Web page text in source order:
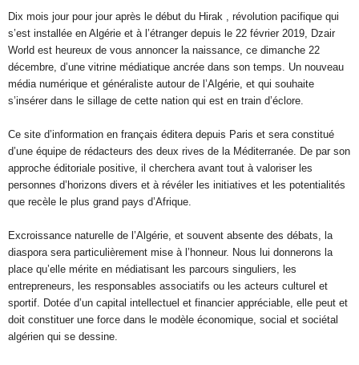
Dix mois jour pour jour après le début du Hirak , révolution pacifique qui
s’est installée en Algérie et à l’étranger depuis le 22 février 2019, Dzair
World est heureux de vous annoncer la naissance, ce dimanche 22
décembre, d’une vitrine médiatique ancrée dans son temps. Un nouveau
média numérique et généraliste autour de l’Algérie, et qui souhaite
s’insérer dans le sillage de cette nation qui est en train d’éclore.
Ce site d’information en français éditera depuis Paris et sera constitué
d’une équipe de rédacteurs des deux rives de la Méditerranée. De par son
approche éditoriale positive, il cherchera avant tout à valoriser les
personnes d’horizons divers et à révéler les initiatives et les potentialités
que recèle le plus grand pays d’Afrique.
Excroissance naturelle de l’Algérie, et souvent absente des débats, la
diaspora sera particulièrement mise à l’honneur. Nous lui donnerons la
place qu’elle mérite en médiatisant les parcours singuliers, les
entrepreneurs, les responsables associatifs ou les acteurs culturel et
sportif. Dotée d’un capital intellectuel et financier appréciable, elle peut et
doit constituer une force dans le modèle économique, social et sociétal
algérien qui se dessine.